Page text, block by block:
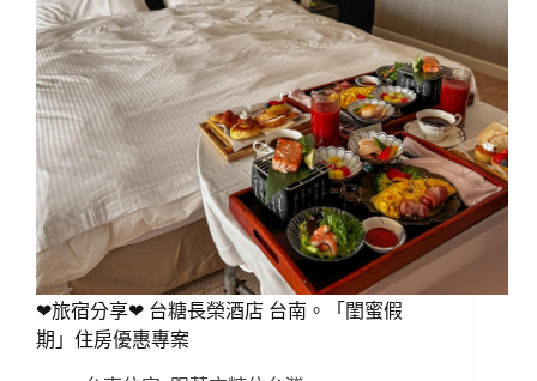
❤旅宿分享❤ 台糖長榮酒店 台南。「閨蜜假
期」住房優惠專案